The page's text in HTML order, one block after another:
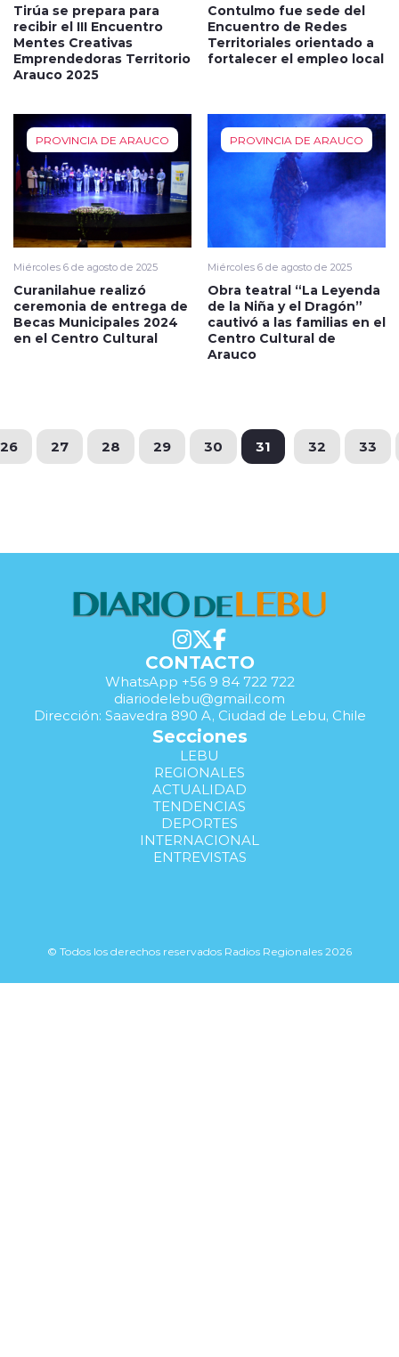
Tirúa se prepara para
recibir el III Encuentro
Mentes Creativas
Emprendedoras Territorio
Arauco 2025
Contulmo fue sede del
Encuentro de Redes
Territoriales orientado a
fortalecer el empleo local
PROVINCIA DE ARAUCO
Miércoles 6 de agosto de 2025
Curanilahue realizó
ceremonia de entrega de
Becas Municipales 2024
en el Centro Cultural
PROVINCIA DE ARAUCO
Miércoles 6 de agosto de 2025
Obra teatral “La Leyenda
de la Niña y el Dragón”
cautivó a las familias en el
Centro Cultural de
Arauco
26 27 28 29 30 31 32 33
CONTACTO
WhatsApp +56 9 84 722 722
diariodelebu@gmail.com
Dirección: Saavedra 890 A, Ciudad de Lebu, Chile
Secciones
LEBU
REGIONALES
ACTUALIDAD
TENDENCIAS
DEPORTES
INTERNACIONAL
ENTREVISTAS
© Todos los derechos reservados Radios Regionales 2026